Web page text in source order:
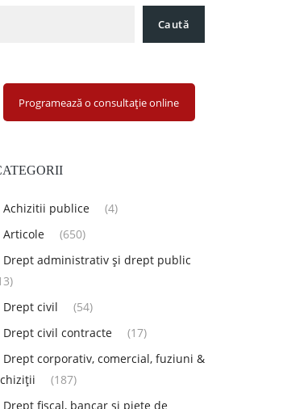
Caută
Programează o consultație online
Achizitii publice
(4)
Articole
(650)
Drept administrativ și drept public
Drept civil
(54)
Drept civil contracte
(17)
Drept corporativ, comercial, fuziuni &
(187)
Drept fiscal, bancar și piețe de